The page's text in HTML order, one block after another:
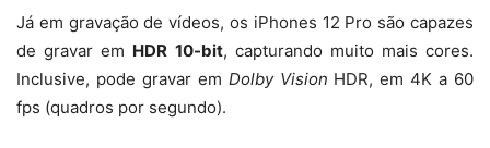
Já em gravação de vídeos, os iPhones 12 Pro são capazes
de gravar em HDR 10-bit, capturando muito mais cores.
Inclusive, pode gravar em Dolby Vision HDR, em 4K a 60
fps (quadros por segundo).